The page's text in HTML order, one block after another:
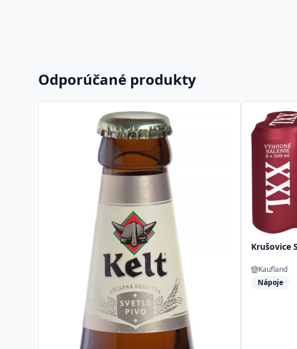
Odporúčané produkty
Krušovice
Kaufland
Nápoje